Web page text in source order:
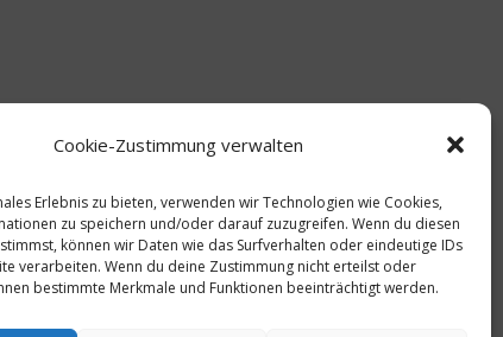
Cookie-Zustimmung verwalten
Erlebnis zu bieten, verwenden wir Technologien wie Cookies,
zu speichern und/oder darauf zuzugreifen. Wenn du diesen
können wir Daten wie das Surfverhalten oder eindeutige IDs
verarbeiten. Wenn du deine Zustimmung nicht erteilst oder
bestimmte Merkmale und Funktionen beeinträchtigt werden.